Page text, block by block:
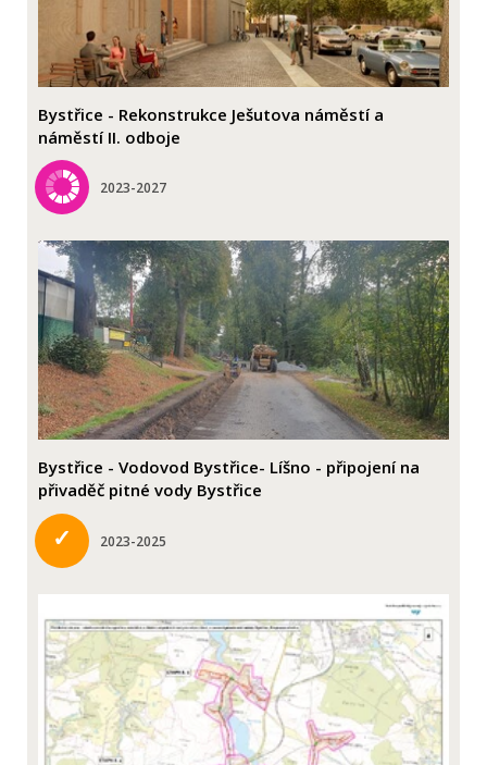
Bystřice - Rekonstrukce Ješutova náměstí a
náměstí II. odboje
2023-2027
Bystřice - Vodovod Bystřice- Líšno - připojení na
přivaděč pitné vody Bystřice
✓ 2023-2025